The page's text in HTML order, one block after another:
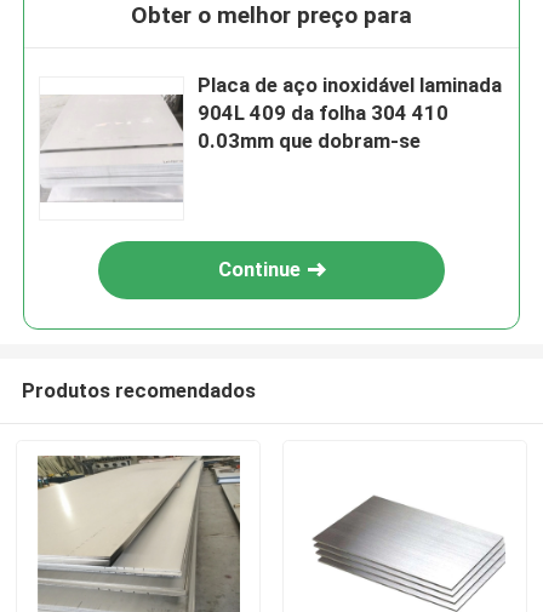
Obter o melhor preço para
Placa de aço inoxidável laminada
904L 409 da folha 304 410
0.03mm que dobram-se
Continue
Produtos recomendados